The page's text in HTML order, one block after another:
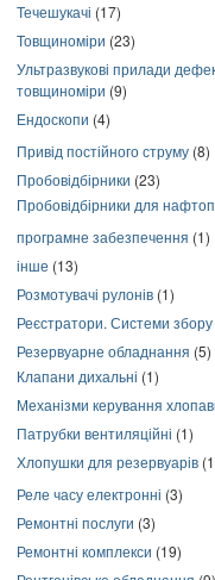
Течешукачі (17)
Товщиноміри (23)
Ультразвукові прилади
товщиноміри (9)
Ендоскопи (4)
Привід постійного струму (8)
Пробовідбірники (23)
Пробовідбірники для
програмне забезпечення (1)
інше (13)
Розмотувачі рулонів (1)
Реєстратори. Системи
Резервуарне обладнання (5)
Клапани дихальні (1)
Механізми керування
Патрубки вентиляційні (1)
Хлопушки для резервуарів
Реле часу електронні (3)
Ремонтні послуги (3)
Ремонтні комплекси (19)